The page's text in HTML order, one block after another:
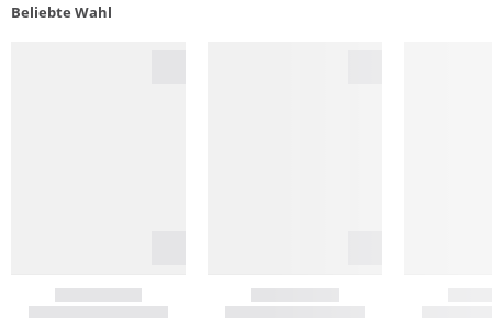
Beliebte Wahl